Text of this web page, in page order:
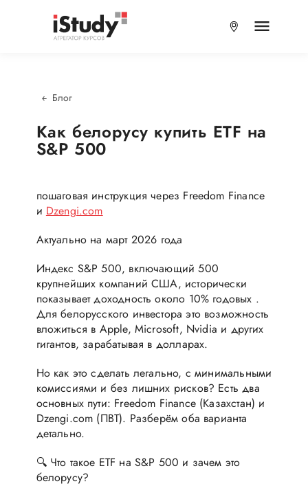
Блог
Как белорусу купить ETF на
S&P 500
пошаговая инструкция через Freedom Finance
и Dzengi.com
Актуально на март 2026 года
Индекс S&P 500, включающий 500
крупнейших компаний США, исторически
показывает доходность около 10% годовых .
Для белорусского инвестора это возможность
вложиться в Apple, Microsoft, Nvidia и других
гигантов, зарабатывая в долларах.
Но как это сделать легально, с минимальными
комиссиями и без лишних рисков? Есть два
основных пути: Freedom Finance (Казахстан) и
Dzengi.com (ПВТ). Разберём оба варианта
детально.
🔍 Что такое ETF на S&P 500 и зачем это
белорусу?